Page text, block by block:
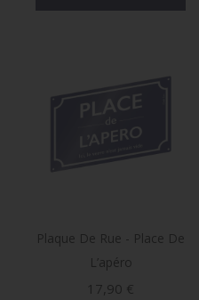
Plaque De Rue - Place De
L’apéro
Prix
17,90 €